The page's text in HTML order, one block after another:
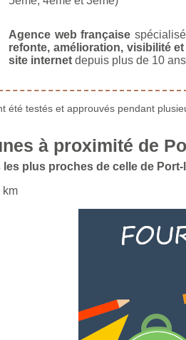
Agence web française
refonte, amélioration, visibilité
site internet depuis plus de 10 ans
été testés et approuvés pendant
à proximité de
plus proches de celle de
km